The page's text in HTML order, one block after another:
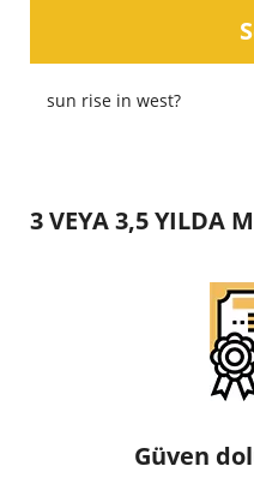
sun rise in west?
3 VEYA 3,5 YILDA
Güven